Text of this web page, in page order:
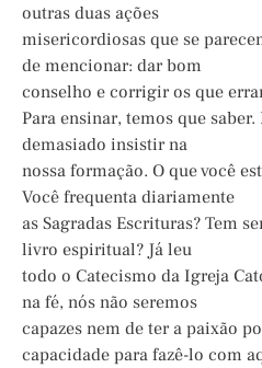
outras duas ações
misericordiosas que se
de mencionar: dar bom
conselho e corrigir os que
Para ensinar, temos que
demasiado insistir na
nossa formação. O que você
Você frequenta diariamente
as Sagradas Escrituras? Tem
livro espiritual? Já leu
todo o Catecismo da Igreja
na fé, nós não seremos
capazes nem de ter a paixão
capacidade para fazê-lo com